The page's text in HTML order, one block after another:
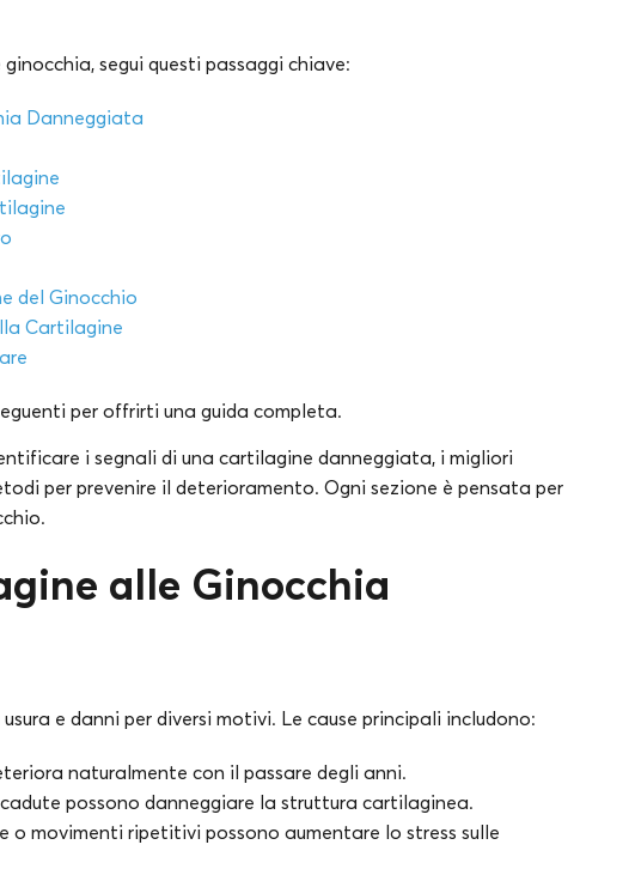
segui questi passaggi chiave:
Danneggiata
del Ginocchio
Cartilagine
per offrirti una guida completa.
i segnali di una cartilagine danneggiata, i migliori
per prevenire il deterioramento. Ogni sezione è pensata per
alle Ginocchia
e danni per diversi motivi. Le cause principali includono:
naturalmente con il passare degli anni.
possono danneggiare la struttura cartilaginea.
o movimenti ripetitivi possono aumentare lo stress sulle